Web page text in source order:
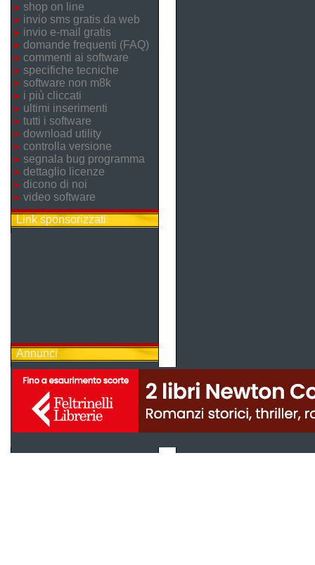
shop on line
invio sms gratis da web
invio e-mail gratis
domande frequenti (FAQ)
commenti ai software
specifiche tecniche
software non m8k
i più cliccati
ultimi inserimenti
tutti i software
download utility
controlla versione
segnala bug programma
dettaglio licenze
dicono di noi
video software
Link sponsorizzati
Annunci